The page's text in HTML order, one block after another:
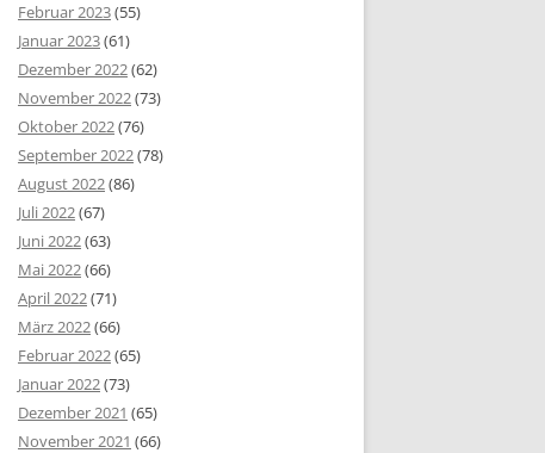
Februar 2023(55)
Januar 2023(61)
Dezember 2022(62)
November 2022(73)
Oktober 2022(76)
September 2022(78)
August 2022(86)
Juli 2022(67)
Juni 2022(63)
Mai 2022(66)
April 2022(71)
März 2022(66)
Februar 2022(65)
Januar 2022(73)
Dezember 2021 (65)
November 2021 (66)